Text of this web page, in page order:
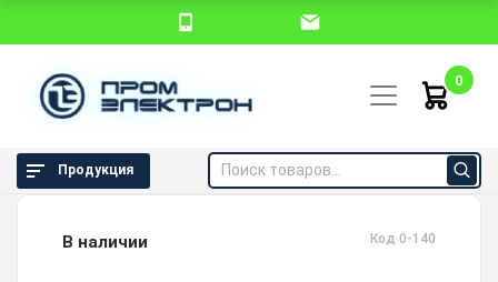
0
Продукция
В наличии Код 0-140